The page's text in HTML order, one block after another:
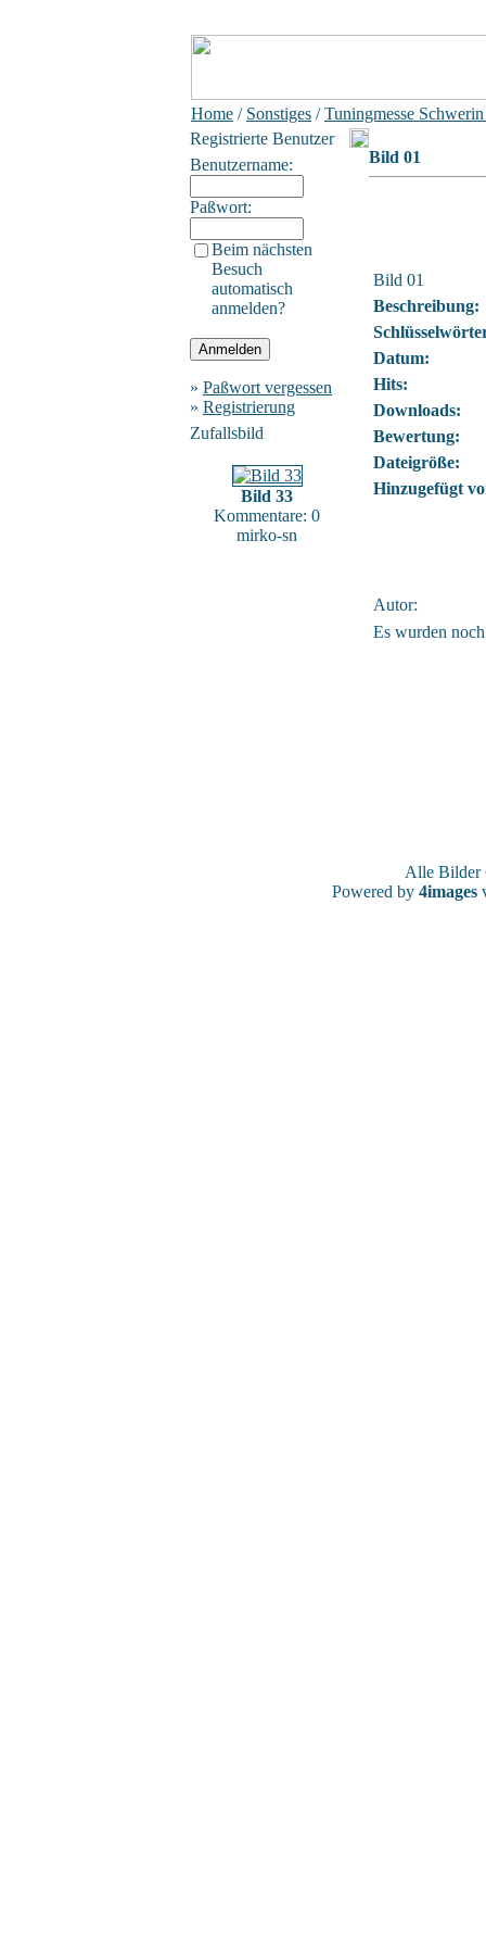
Home / Sonstiges /Tuningmesse
Registrierte Benutzer
Benutzername:
Paßwort:
Beim nächsten
Besuch
automatisch
anmelden?
» Paßwort vergessen
» Registrierung
Zufallsbild
Bild 33
Kommentare: 0
mirko-sn
Bild 01
Bild 01
Beschreibung:
Datum:
Hits:
Downloads:
Bewertung:
Dateigröße:
Hinzugefügt
Autor:
Es wurden
Alle
Powered by 4images